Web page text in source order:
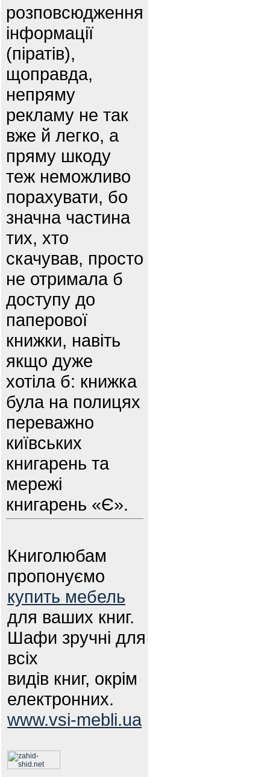
розповсюдження
інформації
(піратів),
щоправда,
непряму
рекламу не так
вже й легко, а
пряму шкоду
теж неможливо
порахувати, бо
значна частина
тих, хто
скачував, просто
не отримала б
доступу до
паперової
книжки, навіть
якщо дуже
хотіла б: книжка
була на полицях
переважно
київських
книгарень та
мережі
книгарень «Є».
Книголюбам
пропонуємо
купить мебель
для ваших книг.
Шафи зручні для
всіх
видів книг, окрім
електронних.
www.vsi-mebli.ua